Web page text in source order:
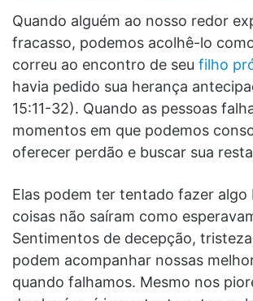
Quando alguém ao nosso redor
fracasso, podemos acolhê-lo
correu ao encontro de seu filho
havia pedido sua herança
15:11-32). Quando as pessoas
momentos em que podemos
oferecer perdão e buscar sua
Elas podem ter tentado fazer algo
coisas não saíram como
Sentimentos de decepção,
podem acompanhar nossas
quando falhamos. Mesmo nos